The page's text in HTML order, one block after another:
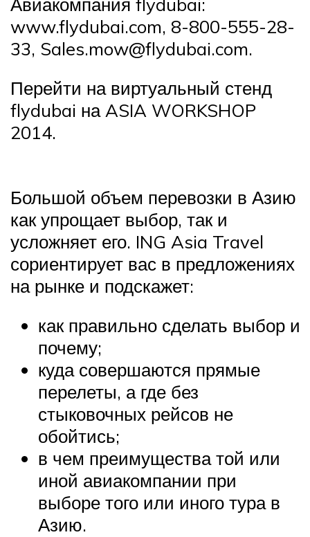
www.flydubai.com, 8-800-555-28-
33, Sales.mow@flydubai.com.
Перейти на виртуальный стенд
flydubai на ASIA WORKSHOP
2014.
Большой объем перевозки в Азию
как упрощает выбор, так и
усложняет его. ING Asia Travel
сориентирует вас в предложениях
на рынке и подскажет:
как правильно сделать выбор и
почему;
куда совершаются прямые
перелеты, а где без
стыковочных рейсов не
обойтись;
в чем преимущества той или
иной авиакомпании при
выборе того или иного тура в
Азию.